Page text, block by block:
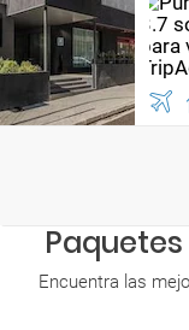
Encuentra las